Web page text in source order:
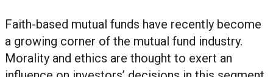
Faith-based mutual funds have recently become
a growing corner of the mutual fund industry.
Morality and ethics are thought to exert an